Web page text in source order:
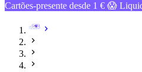
Cartões-presente desde 1 € 😱